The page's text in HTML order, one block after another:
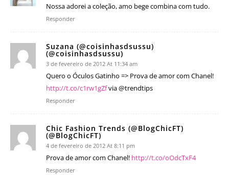
Nossa adorei a coleção, amo bege combina com tudo.
Responder
Suzana (@coisinhasdsussu)
(@coisinhasdsussu)
3 de fevereiro de 2012 At 11:34 am
Quero o Óculos Gatinho => Prova de amor com Chanel!
http://t.co/c1rw1gZfvia @trendtips
Responder
Chic Fashion Trends (@BlogChicFT)
(@BlogChicFT)
4 de fevereiro de 2012 At 8:11 pm
Prova de amor com Chanel! http://t.co/oOdcTxF4
Responder